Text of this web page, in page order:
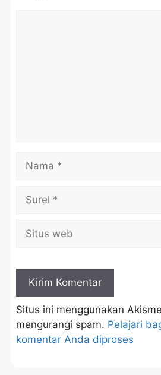
Situs ini menggunakan
mengurangi spam. Pelajari
komentar Anda diproses